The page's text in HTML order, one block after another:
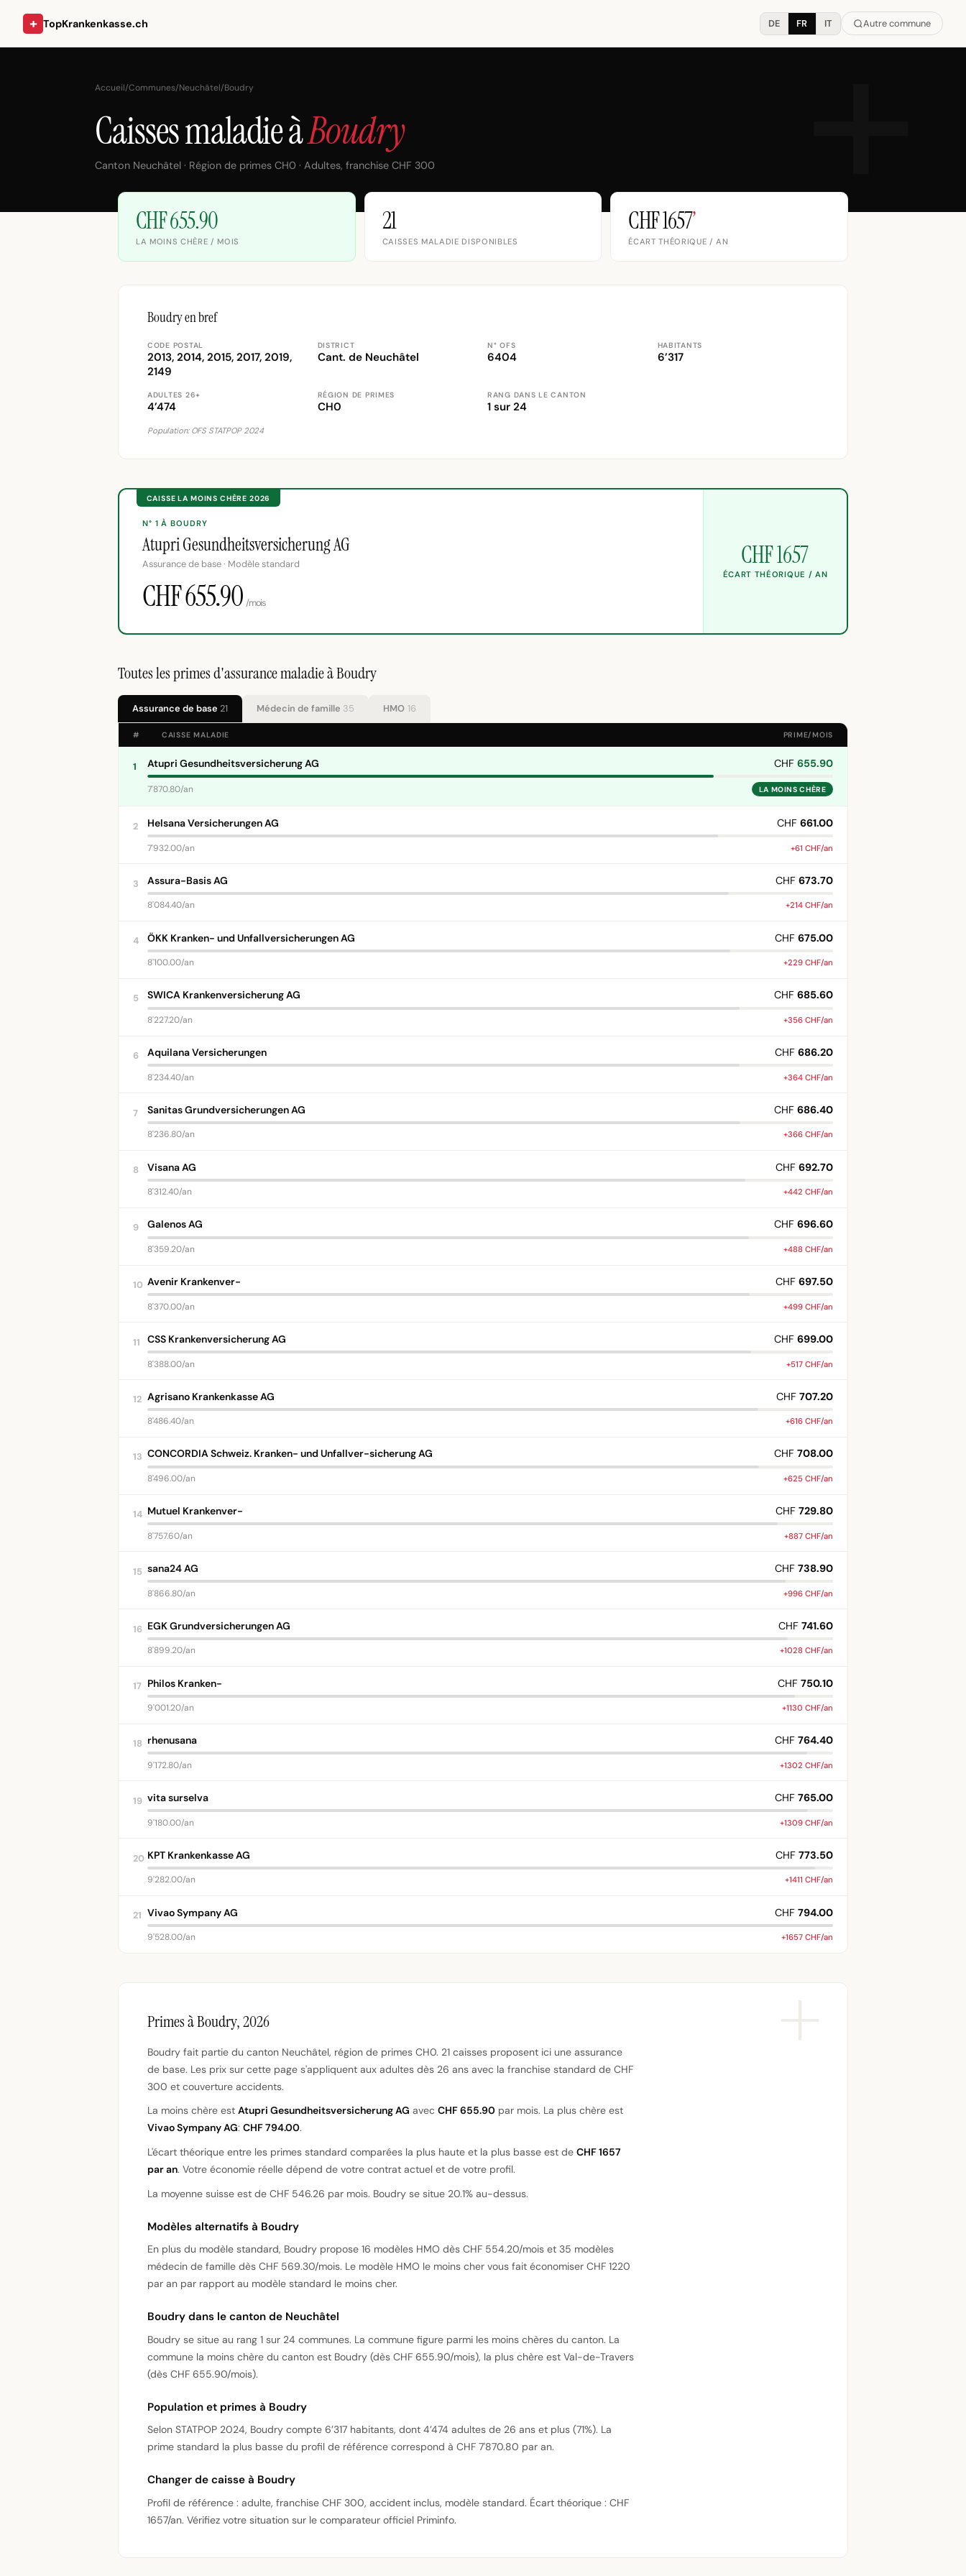
+ TopKrankenkasse.ch DE FR IT Autre commune
Accueil/Communes/Neuchâtel/Boudry
Caisses maladie àBoudry
Canton Neuchâtel · Région de primes CH0 · Adultes, franchise CHF 300
CHF 655.90
LA MOINS CHÈRE / MOIS
21
CAISSES MALADIE DISPONIBLES
CHF 1657’
ÉCART THÉORIQUE / AN
Boudry en bref
CODE POSTAL
2013, 2014, 2015, 2017, 2019,
2149
DISTRICT
Cant. de Neuchâtel
N° OFS
6404
HABITANTS
6’317
ADULTES 26+
4’474
RÉGION DE PRIMES
CH0
RANG DANS LE CANTON
1 sur 24
Population: OFS STATPOP 2024
CAISSE LA MOINS CHÈRE 2026
N° 1 À BOUDRY
Atupri Gesundheitsversicherung AG
Assurance de base · Modèle standard
CHF 655.90 /mois
CHF 1657
ÉCART THÉORIQUE / AN
Toutes les primes d'assurance maladie à Boudry
Assurance de base 21 Médecin de famille 35 HMO 16
# CAISSE MALADIE PRIME/MOIS
1 Atupri Gesundheitsversicherung AG CHF 655.90
7'870.80/an LA MOINS CHÈRE
2 Helsana Versicherungen AG CHF 661.00
7'932.00/an +61 CHF/an
3 Assura-Basis AG CHF 673.70
8'084.40/an +214 CHF/an
4 ÖKK Kranken- und Unfallversicherungen AG CHF 675.00
8'100.00/an +229 CHF/an
5 SWICA Krankenversicherung AG CHF 685.60
8'227.20/an +356 CHF/an
6 Aquilana Versicherungen CHF 686.20
8'234.40/an +364 CHF/an
7 Sanitas Grundversicherungen AG CHF 686.40
8'236.80/an +366 CHF/an
8 Visana AG CHF 692.70
8'312.40/an +442 CHF/an
9 Galenos AG CHF 696.60
8'359.20/an +488 CHF/an
10 Avenir Krankenver- CHF 697.50
8'370.00/an +499 CHF/an
11 CSS Krankenversicherung AG CHF 699.00
8'388.00/an +517 CHF/an
12 Agrisano Krankenkasse AG CHF 707.20
8'486.40/an +616 CHF/an
13 CONCORDIA Schweiz. Kranken- und Unfallver-sicherung AG CHF 708.00
8'496.00/an +625 CHF/an
14 Mutuel Krankenver- CHF 729.80
8'757.60/an +887 CHF/an
15 sana24 AG CHF 738.90
8'866.80/an +996 CHF/an
16 EGK Grundversicherungen AG CHF 741.60
8'899.20/an +1028 CHF/an
17 Philos Kranken- CHF 750.10
9'001.20/an +1130 CHF/an
18 rhenusana CHF 764.40
9'172.80/an +1302 CHF/an
19 vita surselva CHF 765.00
9'180.00/an +1309 CHF/an
20 KPT Krankenkasse AG CHF 773.50
9'282.00/an +1411 CHF/an
21 Vivao Sympany AG CHF 794.00
9'528.00/an +1657 CHF/an
Primes à Boudry, 2026
Boudry fait partie du canton Neuchâtel, région de primes CH0. 21 caisses proposent ici une assurance
de base. Les prix sur cette page s'appliquent aux adultes dès 26 ans avec la franchise standard de CHF
300 et couverture accidents.
La moins chère est Atupri Gesundheitsversicherung AG avec CHF 655.90 par mois. La plus chère est
Vivao Sympany AG: CHF 794.00.
L'écart théorique entre les primes standard comparées la plus haute et la plus basse est de CHF 1657
par an. Votre économie réelle dépend de votre contrat actuel et de votre profil.
La moyenne suisse est de CHF 546.26 par mois. Boudry se situe 20.1% au-dessus.
Modèles alternatifs à Boudry
En plus du modèle standard, Boudry propose 16 modèles HMO dès CHF 554.20/mois et 35 modèles
médecin de famille dès CHF 569.30/mois. Le modèle HMO le moins cher vous fait économiser CHF 1220
par an par rapport au modèle standard le moins cher.
Boudry dans le canton de Neuchâtel
Boudry se situe au rang 1 sur 24 communes. La commune figure parmi les moins chères du canton. La
commune la moins chère du canton est Boudry (dès CHF 655.90/mois), la plus chère est Val-de-Travers
(dès CHF 655.90/mois).
Population et primes à Boudry
Selon STATPOP 2024, Boudry compte 6’317 habitants, dont 4’474 adultes de 26 ans et plus (71%). La
prime standard la plus basse du profil de référence correspond à CHF 7'870.80 par an.
Changer de caisse à Boudry
Profil de référence : adulte, franchise CHF 300, accident inclus, modèle standard. Écart théorique : CHF
1657/an. Vérifiez votre situation sur le comparateur officiel Priminfo.